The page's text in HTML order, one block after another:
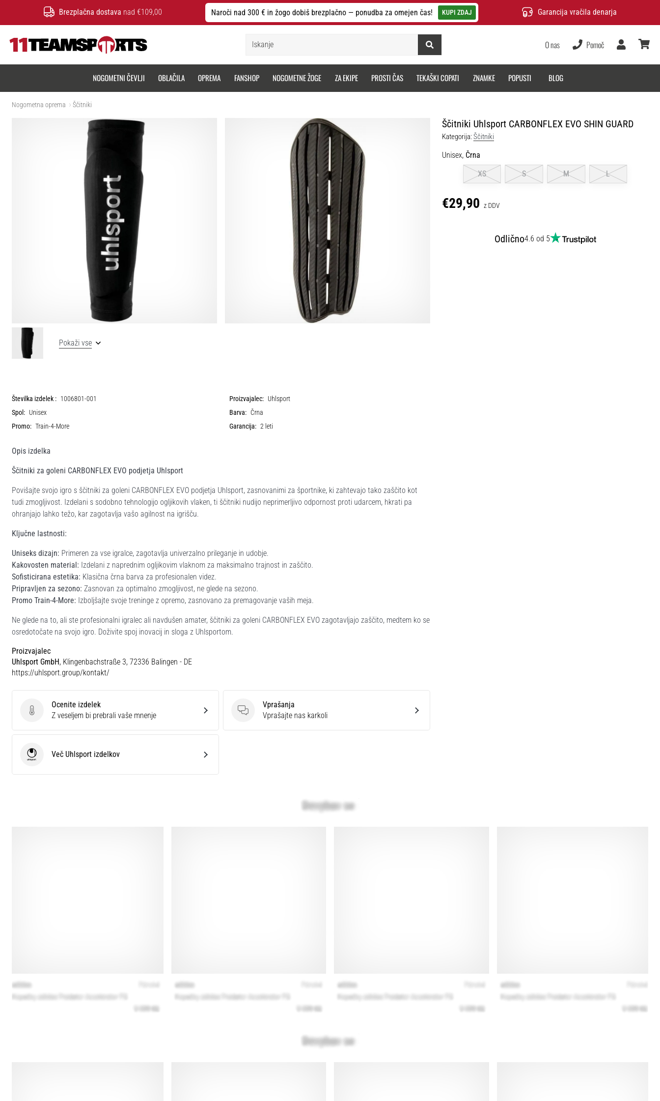
Brezplačna dostava nad €109,00 Naroči nad 300 € in žogo dobiš brezplačno — ponudba za omejen čas! KUPI ZDAJ Garancija vračila denarja
Iskanje
O nas Pomoč
Uporabnik
NOGOMETNI ČEVLJI OBLAČILA OPREMA FANSHOP NOGOMETNE ŽOGE ZA EKIPE PROSTI ČAS TEKAŠKI COPATI ZNAMKE POPUSTI BLOG
Nogometna oprema Ščitniki
Ščitniki Uhlsport CARBONFLEX EVO SHIN GUARD
Kategorija:Ščitniki
Unisex, Črna
XS
S M L
€29,90 z DDV
Odlično4.6 od 5
Pokaži vse
Številka izdelek : 1006801-001 Proizvajalec: Uhlsport
Spol: Unisex Barva: Črna
Promo: Train-4-More Garancija: 2 leti
Opis izdelka
Ščitniki za goleni CARBONFLEX EVO podjetja Uhlsport
Povišajte svojo igro s ščitniki za goleni CARBONFLEX EVO podjetja Uhlsport, zasnovanimi za športnike, ki zahtevajo tako zaščito kot
tudi zmogljivost. Izdelani s sodobno tehnologijo ogljikovih vlaken, ti ščitniki nudijo neprimerljivo odpornost proti udarcem, hkrati pa
ohranjajo lahko težo, kar zagotavlja vašo agilnost na igrišču.
Ključne lastnosti:
Uniseks dizajn: Primeren za vse igralce, zagotavlja univerzalno prileganje in udobje.
Kakovosten material: Izdelani z naprednim ogljikovim vlaknom za maksimalno trajnost in zaščito.
Sofisticirana estetika: Klasična črna barva za profesionalen videz.
Pripravljen za sezono: Zasnovan za optimalno zmogljivost, ne glede na sezono.
Promo Train-4-More: Izboljšajte svoje treninge z opremo, zasnovano za premagovanje vaših meja.
Ne glede na to, ali ste profesionalni igralec ali navdušen amater, ščitniki za goleni CARBONFLEX EVO zagotavljajo zaščito, medtem ko se
osredotočate na svojo igro. Doživite spoj inovacij in sloga z Uhlsportom.
Proizvajalec
Uhlsport GmbH, Klingenbachstraße 3, 72336 Balingen - DE
https://uhlsport.group/kontakt/
Ocenite izdelek
Ocenite izdelek
Z veseljem bi prebrali vaše mnenje
Vprašanja
Vprašanja
Vprašajte nas karkoli
UhlsportVeč Uhlsport izdelkov